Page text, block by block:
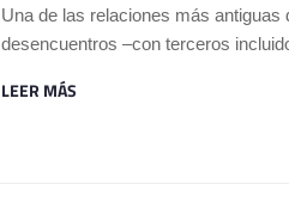
Una de las relaciones más
desencuentros –con terceros
LEER MÁS